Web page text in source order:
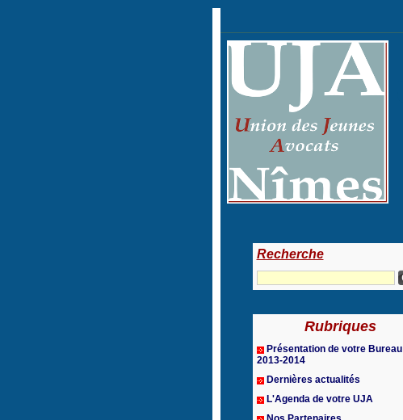
Recherche
Rubriques
Présentation de votre Bureau
2013-2014
Dernières actualités
L'Agenda de votre UJA